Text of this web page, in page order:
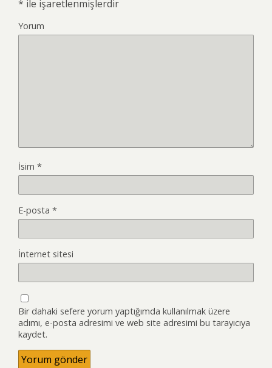
* ile işaretlenmişlerdir
Yorum
İsim *
E-posta *
İnternet sitesi
Bir dahaki sefere yorum yaptığımda kullanılmak üzere
adımı, e-posta adresimi ve web site adresimi bu tarayıcıya
kaydet.